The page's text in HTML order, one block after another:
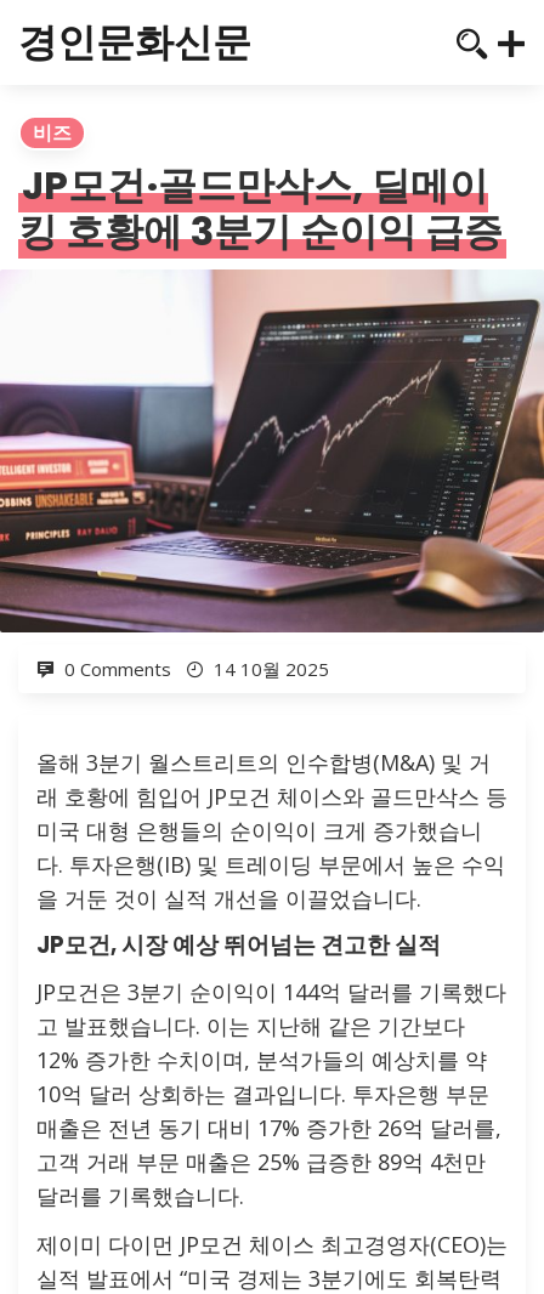
경인문화신문
비즈
JP모건·골드만삭스, 딜메이
킹 호황에 3분기 순이익 급증
0 Comments 14 10월 2025
올해 3분기 월스트리트의 인수합병(M&A) 및 거
래 호황에 힘입어 JP모건 체이스와 골드만삭스 등
미국 대형 은행들의 순이익이 크게 증가했습니
다. 투자은행(IB) 및 트레이딩 부문에서 높은 수익
을 거둔 것이 실적 개선을 이끌었습니다.
JP모건, 시장 예상 뛰어넘는 견고한 실적
JP모건은 3분기 순이익이 144억 달러를 기록했다
고 발표했습니다. 이는 지난해 같은 기간보다
12% 증가한 수치이며, 분석가들의 예상치를 약
10억 달러 상회하는 결과입니다. 투자은행 부문
매출은 전년 동기 대비 17% 증가한 26억 달러를,
고객 거래 부문 매출은 25% 급증한 89억 4천만
달러를 기록했습니다.
제이미 다이먼 JP모건 체이스 최고경영자(CEO)는
실적 발표에서 “미국 경제는 3분기에도 회복탄력